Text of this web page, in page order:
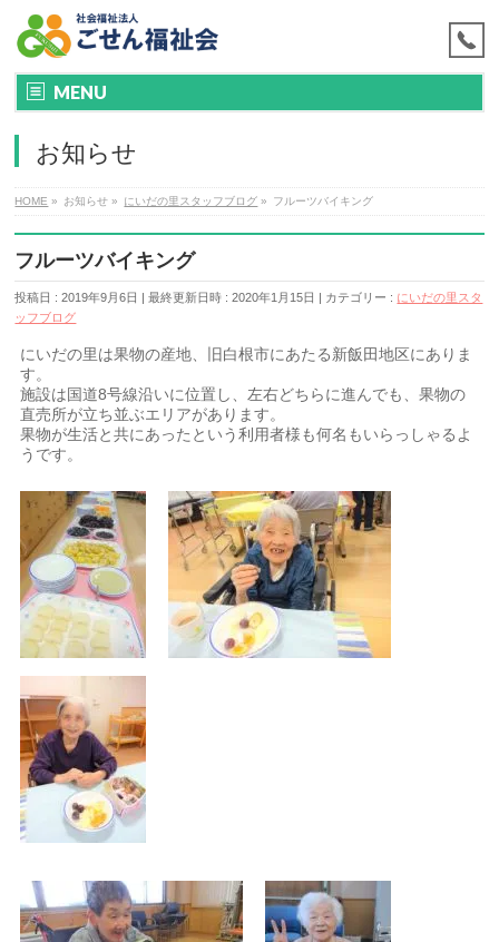
MENU
お知らせ
HOME » お知らせ » にいだの里スタッフブログ » フルーツバイキング
フルーツバイキング
投稿日 : 2019年9月6日 最終更新日時 : 2020年1月15日 カテゴリー : にいだの里スタ
ッフブログ
にいだの里は果物の産地、旧白根市にあたる新飯田地区にありま
す。
施設は国道8号線沿いに位置し、左右どちらに進んでも、果物の
直売所が立ち並ぶエリアがあります。
果物が生活と共にあったという利用者様も何名もいらっしゃるよ
うです。